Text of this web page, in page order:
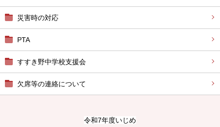
災害時の対応
PTA
すすき野中学校支援会
欠席等の連絡について
令和7年度いじめ